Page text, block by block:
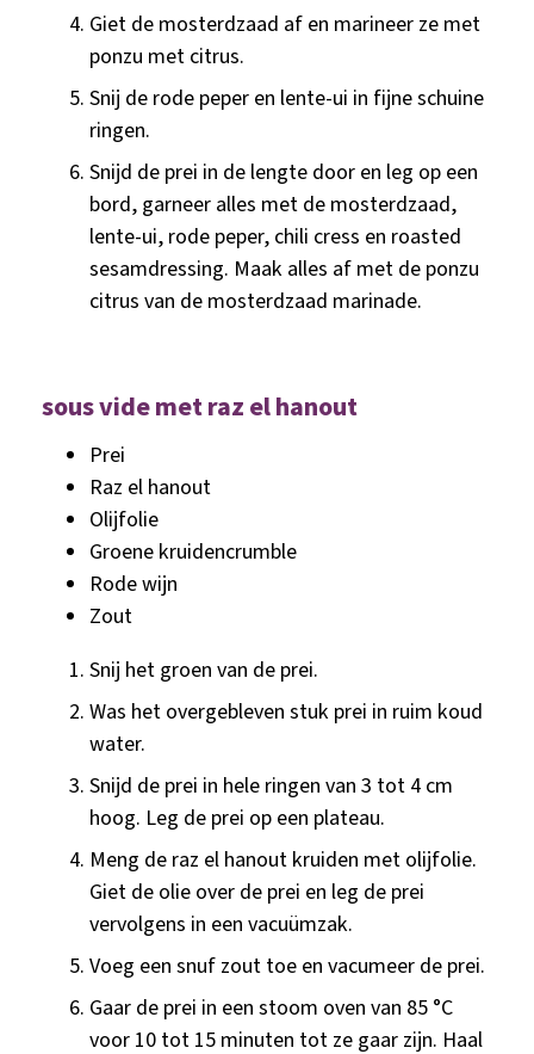
Giet de mosterdzaad af en marineer ze met
ponzu met citrus.
Snij de rode peper en lente-ui in fijne schuine
ringen.
Snijd de prei in de lengte door en leg op een
bord, garneer alles met de mosterdzaad,
lente-ui, rode peper, chili cress en roasted
sesamdressing. Maak alles af met de ponzu
citrus van de mosterdzaad marinade.
sous vide met raz el hanout
Prei
Raz el hanout
Olijfolie
Groene kruidencrumble
Rode wijn
Zout
Snij het groen van de prei.
Was het overgebleven stuk prei in ruim koud
water.
Snijd de prei in hele ringen van 3 tot 4 cm
hoog. Leg de prei op een plateau.
Meng de raz el hanout kruiden met olijfolie.
Giet de olie over de prei en leg de prei
vervolgens in een vacuümzak.
Voeg een snuf zout toe en vacumeer de prei.
Gaar de prei in een stoom oven van 85 °C
voor 10 tot 15 minuten tot ze gaar zijn. Haal